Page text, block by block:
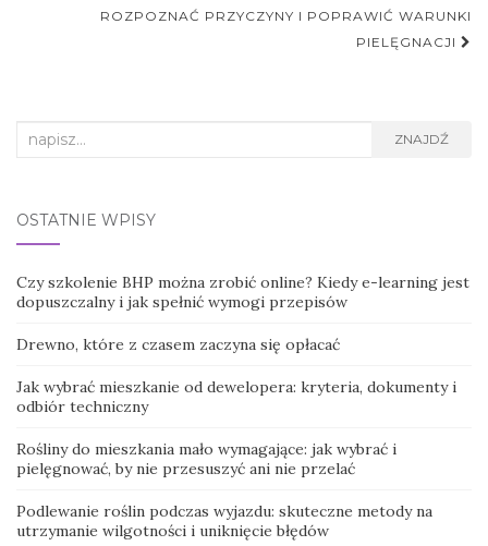
ROZPOZNAĆ PRZYCZYNY I POPRAWIĆ WARUNKI
PIELĘGNACJI
Search
ZNAJDŹ
OSTATNIE WPISY
Czy szkolenie BHP można zrobić online? Kiedy e-learning jest
dopuszczalny i jak spełnić wymogi przepisów
Drewno, które z czasem zaczyna się opłacać
Jak wybrać mieszkanie od dewelopera: kryteria, dokumenty i
odbiór techniczny
Rośliny do mieszkania mało wymagające: jak wybrać i
pielęgnować, by nie przesuszyć ani nie przelać
Podlewanie roślin podczas wyjazdu: skuteczne metody na
utrzymanie wilgotności i uniknięcie błędów